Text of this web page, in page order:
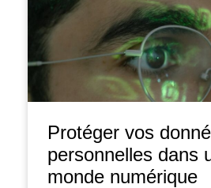
Protéger vos
personnelles dans
monde numérique